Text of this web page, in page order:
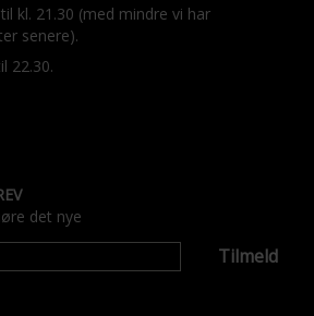
kl. 21.30 (med mindre vi har
senere).
22.30.
det nye
Tilmeld